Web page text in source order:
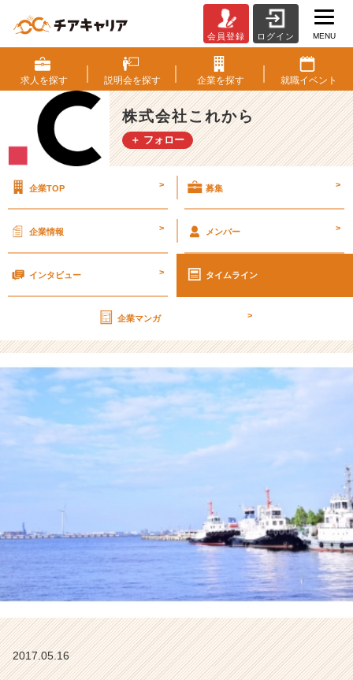
平
成
新
卒
浪
漫
o
妄
り
立
て
社
こ
か
ら
の
会員登録 ログイン MENU
求人を探す 説明会を探す 企業を探す 就職イベント
株式会社これから
＋ フォロー
企業TOP > 募集 >
企業情報 > メンバー >
インタビュー > タイムライン
企業マンガ >
2017.05.16